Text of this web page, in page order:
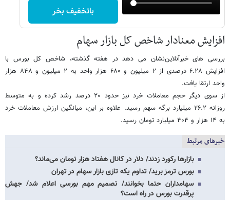
باتخفیف بخر
افزایش معنادار شاخص کل بازار سهام
بررسی های خبرآنلاین‌نشان می دهد در هفته گذشته، شاخص کل بورس با
افزایش ۶.۲۸ درصدی از ۲ میلیون و ۶۸۰ هزار واحد به ۲ میلیون و ۸۴۸ هزار
واحد ارتقا یافت.
از سوی دیگر حجم معاملات خرد نیز حدود ۲۰ درصد رشد کرده و به متوسط
روزانه ۲۶.۲ میلیارد برگه سهم رسید. علاوه بر این، میانگین ارزش معاملات خرد
به ۱۴ هزار و ۴۰۴ میلیارد تومان رسید.
خبرهای مرتبط
بازارها رکورد زدند/ دلار در کانال هفتاد هزار تومان می‌ماند؟
بورس ترمز برید/ تداوم یکه تازی بازار سهام در تهران
سهامداران حتما بخوانند/ تصمیم مهم بورسی اعلام شد/ جهش
پرقدرت بورس در راه است؟